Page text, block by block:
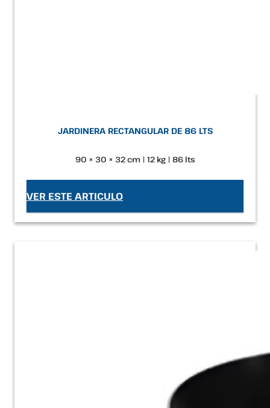
JARDINERA RECTANGULAR DE 86 LTS
90 × 30 × 32 cm | 12 kg | 86 lts
VER ESTE ARTICULO